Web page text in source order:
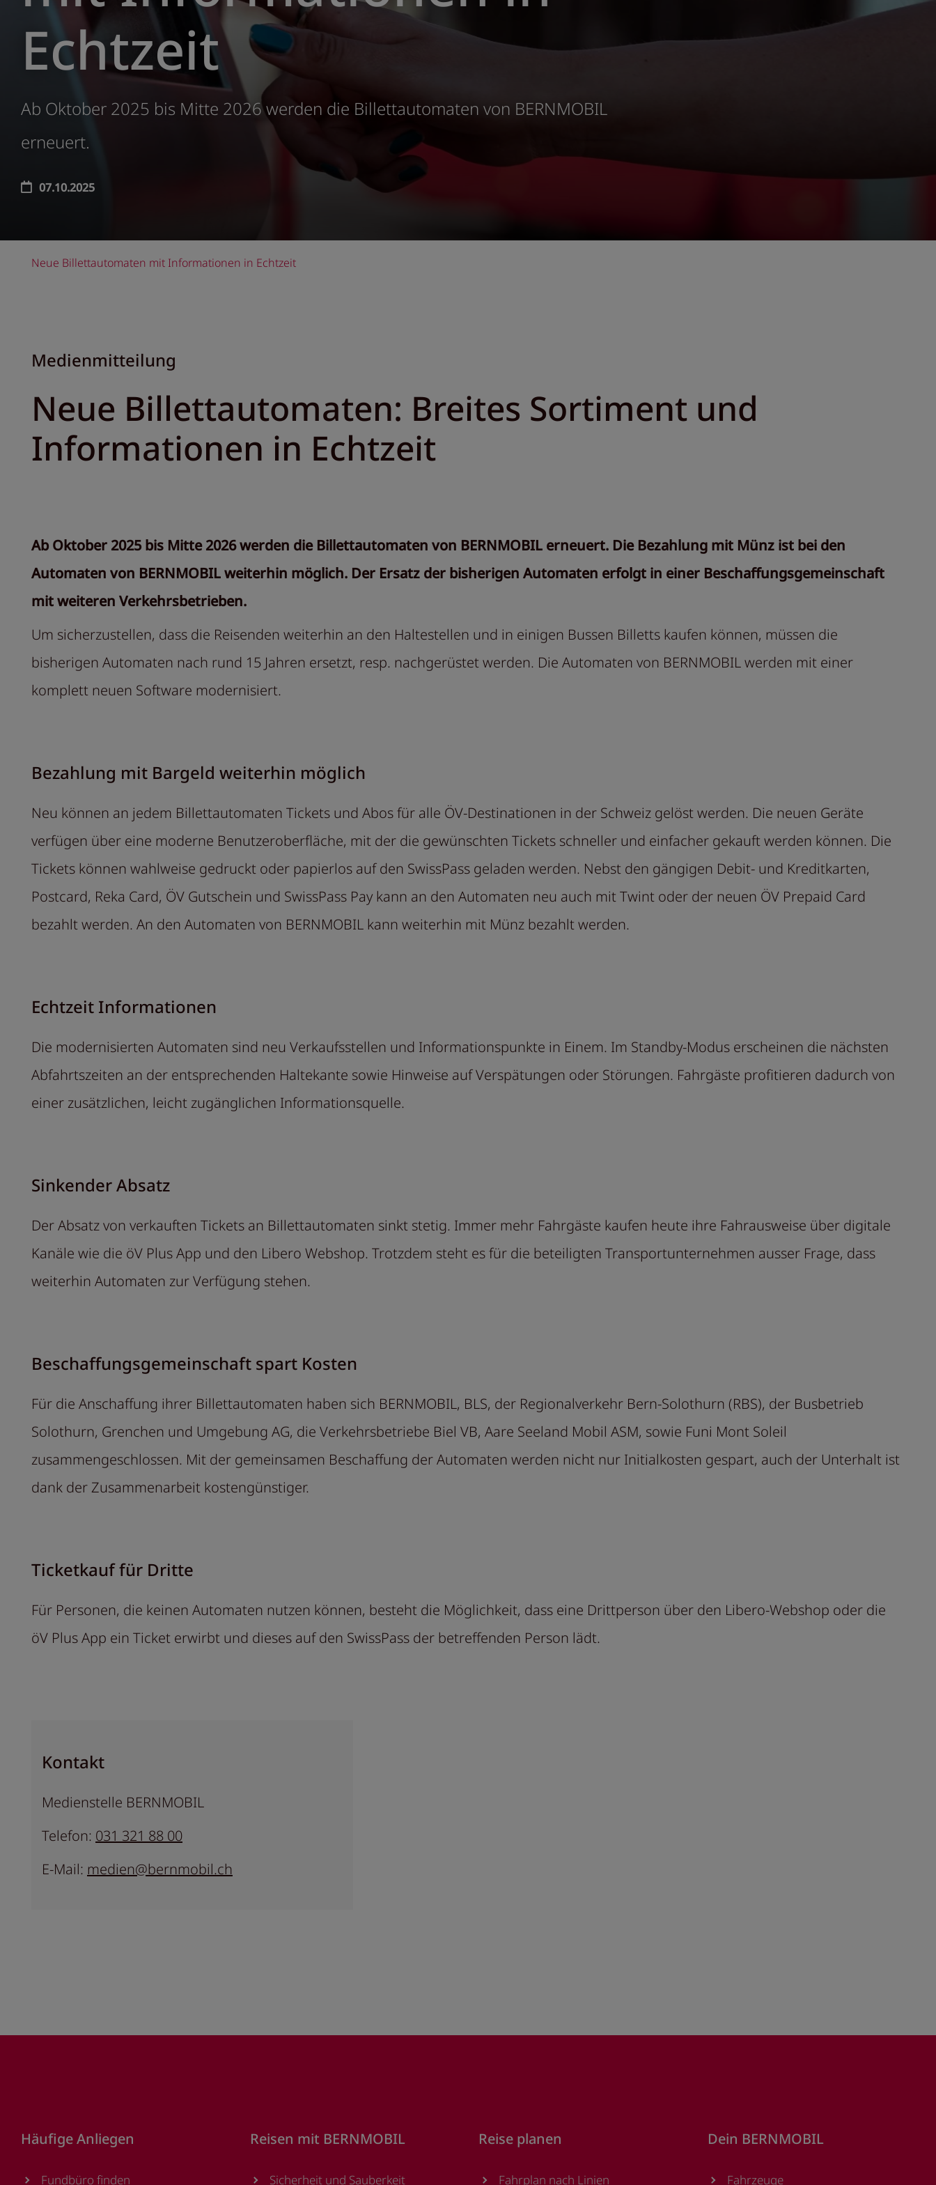
Echtzeit
Ab Oktober 2025 bis Mitte 2026 werden die Billettautomaten von BERNMOBIL
erneuert.
07.10.2025
Neue Billettautomaten mit Informationen in Echtzeit
Medienmitteilung
Neue Billettautomaten: Breites Sortiment und
Informationen in Echtzeit
Ab Oktober 2025 bis Mitte 2026 werden die Billettautomaten von BERNMOBIL erneuert. Die Bezahlung mit Münz ist bei den
Automaten von BERNMOBIL weiterhin möglich. Der Ersatz der bisherigen Automaten erfolgt in einer Beschaffungsgemeinschaft
mit weiteren Verkehrsbetrieben.
Um sicherzustellen, dass die Reisenden weiterhin an den Haltestellen und in einigen Bussen Billetts kaufen können, müssen die
bisherigen Automaten nach rund 15 Jahren ersetzt, resp. nachgerüstet werden. Die Automaten von BERNMOBIL werden mit einer
komplett neuen Software modernisiert.
Bezahlung mit Bargeld weiterhin möglich
Neu können an jedem Billettautomaten Tickets und Abos für alle ÖV-Destinationen in der Schweiz gelöst werden. Die neuen Geräte
verfügen über eine moderne Benutzeroberfläche, mit der die gewünschten Tickets schneller und einfacher gekauft werden können. Die
Tickets können wahlweise gedruckt oder papierlos auf den SwissPass geladen werden. Nebst den gängigen Debit- und Kreditkarten,
Postcard, Reka Card, ÖV Gutschein und SwissPass Pay kann an den Automaten neu auch mit Twint oder der neuen ÖV Prepaid Card
bezahlt werden. An den Automaten von BERNMOBIL kann weiterhin mit Münz bezahlt werden.
Echtzeit Informationen
Die modernisierten Automaten sind neu Verkaufsstellen und Informationspunkte in Einem. Im Standby-Modus erscheinen die nächsten
Abfahrtszeiten an der entsprechenden Haltekante sowie Hinweise auf Verspätungen oder Störungen. Fahrgäste profitieren dadurch von
einer zusätzlichen, leicht zugänglichen Informationsquelle.
Sinkender Absatz
Der Absatz von verkauften Tickets an Billettautomaten sinkt stetig. Immer mehr Fahrgäste kaufen heute ihre Fahrausweise über digitale
Kanäle wie die öV Plus App und den Libero Webshop. Trotzdem steht es für die beteiligten Transportunternehmen ausser Frage, dass
weiterhin Automaten zur Verfügung stehen.
Beschaffungsgemeinschaft spart Kosten
Für die Anschaffung ihrer Billettautomaten haben sich BERNMOBIL, BLS, der Regionalverkehr Bern-Solothurn (RBS), der Busbetrieb
Solothurn, Grenchen und Umgebung AG, die Verkehrsbetriebe Biel VB, Aare Seeland Mobil ASM, sowie Funi Mont Soleil
zusammengeschlossen. Mit der gemeinsamen Beschaffung der Automaten werden nicht nur Initialkosten gespart, auch der Unterhalt ist
dank der Zusammenarbeit kostengünstiger.
Ticketkauf für Dritte
Für Personen, die keinen Automaten nutzen können, besteht die Möglichkeit, dass eine Drittperson über den Libero-Webshop oder die
öV Plus App ein Ticket erwirbt und dieses auf den SwissPass der betreffenden Person lädt.
Kontakt
Medienstelle BERNMOBIL
Telefon: 031 321 88 00
E-Mail: medien@bernmobil.ch
Häufige Anliegen
Fundbüro finden
Reisen mit BERNMOBIL
Sicherheit und Sauberkeit
Reise planen
Fahrplan nach Linien
Dein BERNMOBIL
Fahrzeuge